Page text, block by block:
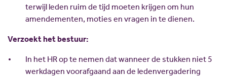
terwijl leden ruim de tijd moeten krijgen om hun
amendementen, moties en vragen in te dienen.
Verzoekt het bestuur:
In het HR op te nemen dat wanneer de stukken niet 5
werkdagen voorafgaand aan de ledenvergadering